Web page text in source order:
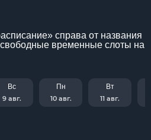
справа от названия
свободные временные слоты на
Вс
9 авг.
Пн
10 авг.
Вт
11 авг.